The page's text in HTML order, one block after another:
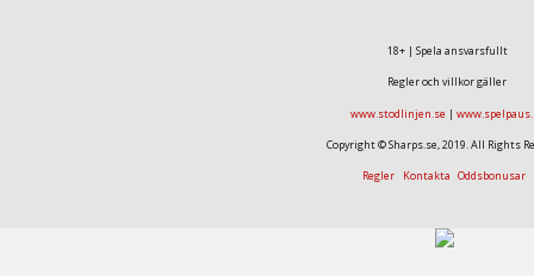
18+ | Spela ansvarsfullt
Regler och villkor gäller
www.stodlinjen.se |
Copyright © Sharps.se, 2019. All Rights
Regler Kontakta Oddsbonusar